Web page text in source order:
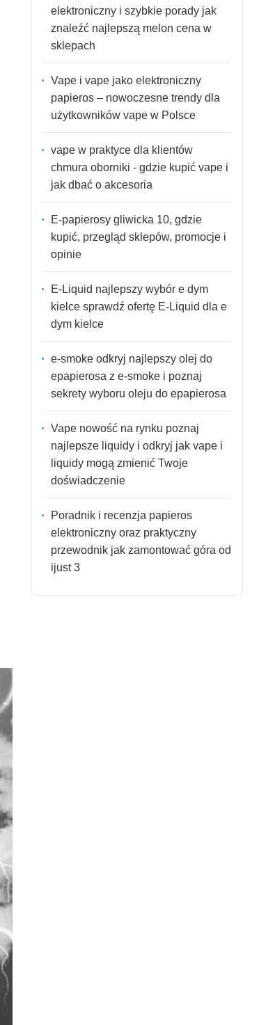
elektroniczny i szybkie porady jak
znaleźć najlepszą melon cena w
sklepach
Vape i vape jako elektroniczny
papieros – nowoczesne trendy dla
użytkowników vape w Polsce
vape w praktyce dla klientów
chmura oborniki - gdzie kupić vape i
jak dbać o akcesoria
E-papierosy gliwicka 10, gdzie
kupić, przegląd sklepów, promocje i
opinie
E-Liquid najlepszy wybór e dym
kielce sprawdź ofertę E-Liquid dla e
dym kielce
e-smoke odkryj najlepszy olej do
epapierosa z e-smoke i poznaj
sekrety wyboru oleju do epapierosa
Vape nowość na rynku poznaj
najlepsze liquidy i odkryj jak vape i
liquidy mogą zmienić Twoje
doświadczenie
Poradnik i recenzja papieros
elektroniczny oraz praktyczny
przewodnik jak zamontować góra od
ijust 3